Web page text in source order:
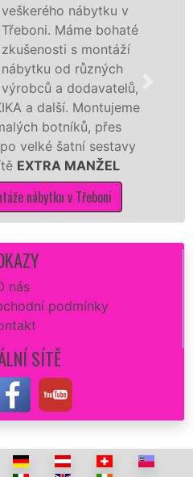
v
bohaté
přes
sestavy
nás
podmínky
SÍTĚ